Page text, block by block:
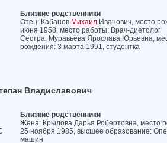
Близкие родственники
Отец: Кабанов Михаил Иванович, место
июня 1958, место работы: Врач-диетолог
Сестра: Муравьёва Ярослава Юрьевна,
рождения: 3 марта 1991, студентка
Владиславович
Близкие родственники
Жена: Крылова Дарья Робертовна, место
25 ноября 1985, высшее образование:
машин